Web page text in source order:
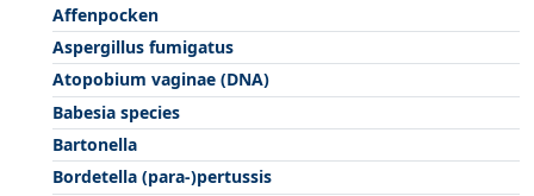
Affenpocken
Aspergillus fumigatus
Atopobium vaginae (DNA)
Babesia species
Bartonella
Bordetella (para-)pertussis